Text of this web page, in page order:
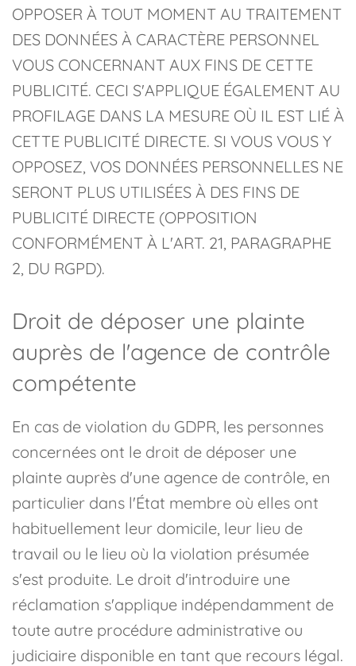
OPPOSER À TOUT MOMENT AU TRAITEMENT
DES DONNÉES À CARACTÈRE PERSONNEL
VOUS CONCERNANT AUX FINS DE CETTE
PUBLICITÉ. CECI S'APPLIQUE ÉGALEMENT AU
PROFILAGE DANS LA MESURE OÙ IL EST LIÉ À
CETTE PUBLICITÉ DIRECTE. SI VOUS VOUS Y
OPPOSEZ, VOS DONNÉES PERSONNELLES NE
SERONT PLUS UTILISÉES À DES FINS DE
PUBLICITÉ DIRECTE (OPPOSITION
CONFORMÉMENT À L'ART. 21, PARAGRAPHE
2, DU RGPD).
Droit de déposer une plainte
auprès de l'agence de contrôle
compétente
En cas de violation du GDPR, les personnes
concernées ont le droit de déposer une
plainte auprès d'une agence de contrôle, en
particulier dans l'État membre où elles ont
habituellement leur domicile, leur lieu de
travail ou le lieu où la violation présumée
s'est produite. Le droit d'introduire une
réclamation s'applique indépendamment de
toute autre procédure administrative ou
judiciaire disponible en tant que recours légal.